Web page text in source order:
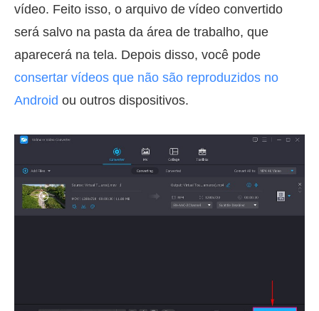
vídeo. Feito isso, o arquivo de vídeo convertido
será salvo na pasta da área de trabalho, que
aparecerá na tela. Depois disso, você pode
consertar vídeos que não são reproduzidos no
Android ou outros dispositivos.